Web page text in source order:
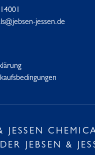
jessen.de
JESSEN
JEBSEN &